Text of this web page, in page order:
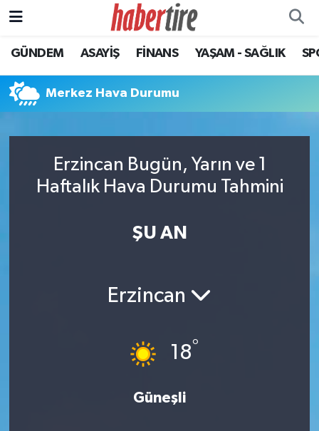
GÜNDEM ASAYİŞ FİNANS YAŞAM - SAĞLIK
Merkez Hava Durumu
Erzincan Bugün, Yarın ve 1
Haftalık Hava Durumu Tahmini
ŞU AN
Erzincan
18°
Güneşli
Tire Nöbetçi Eczaneler
Tire Hava Durumu
Süper Lig Puan Durumu ve Fikstür
Son Dakika Haberleri